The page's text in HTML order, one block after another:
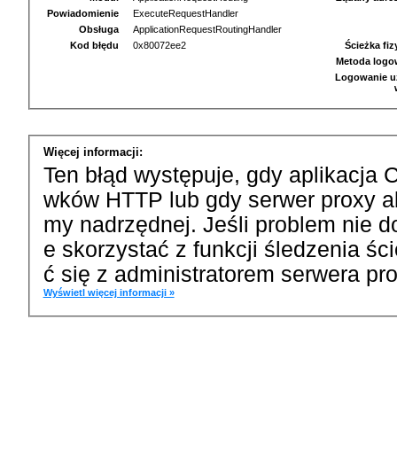
Powiadomienie
ExecuteRequestHandler
Obsługa
ApplicationRequestRoutingHandler
Kod błędu
0x80072ee2
Ścieżka
Metoda
Logowanie
Więcej informacji:
Ten błąd występuje, gdy aplikacja
wków HTTP lub gdy serwer proxy
my nadrzędnej. Jeśli problem nie
e skorzystać z funkcji śledzenia
ć się z administratorem serwera
Wyświetl więcej informacji »